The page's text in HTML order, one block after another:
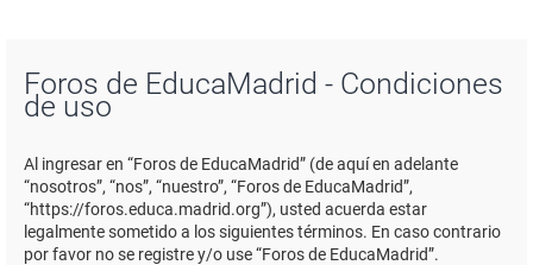
Foros de EducaMadrid - Condiciones
de uso
Al ingresar en “Foros de EducaMadrid” (de aquí en adelante
“nosotros”, “nos”, “nuestro”, “Foros de EducaMadrid”,
“https://foros.educa.madrid.org”), usted acuerda estar
legalmente sometido a los siguientes términos. En caso contrario
por favor no se registre y/o use “Foros de EducaMadrid”.